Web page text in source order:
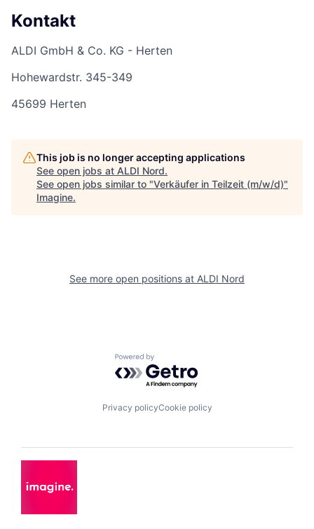
Kontakt
ALDI GmbH & Co. KG - Herten
Hohewardstr. 345-349
45699 Herten
This job is no longer accepting applications
See open jobs at ALDI Nord.
See open jobs similar to "Verkäufer in Teilzeit (m/w/d)"
Imagine.
See more open positions at ALDI Nord
Powered by Getro.com
Privacy policyCookie policy